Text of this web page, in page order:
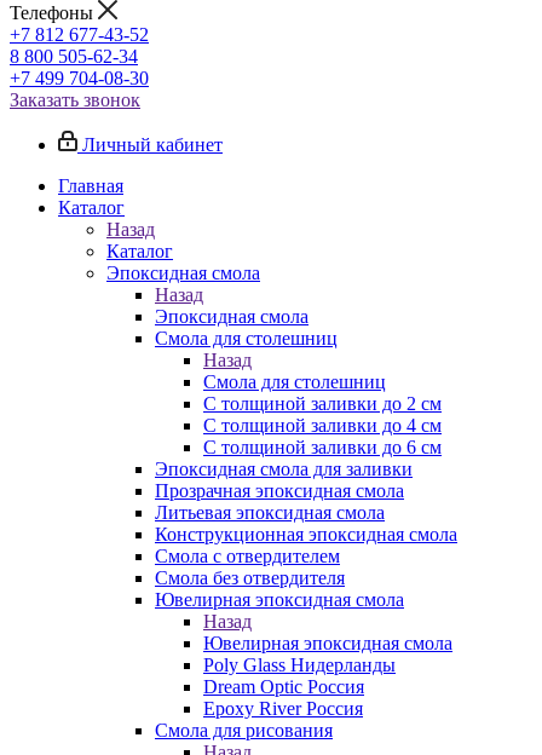
Телефоны
+7 812 677-43-52
8 800 505-62-34
+7 499 704-08-30
Заказать звонок
Личный кабинет
Главная
Каталог
Назад
Каталог
Эпоксидная смола
Назад
Эпоксидная смола
Смола для столешниц
Назад
Смола для столешниц
С толщиной заливки до 2 см
С толщиной заливки до 4 см
С толщиной заливки до 6 см
Эпоксидная смола для заливки
Прозрачная эпоксидная смола
Литьевая эпоксидная смола
Конструкционная эпоксидная смола
Смола с отвердителем
Смола без отвердителя
Ювелирная эпоксидная смола
Назад
Ювелирная эпоксидная смола
Poly Glass Нидерланды
Dream Optic Россия
Epoxy River Россия
Смола для рисования